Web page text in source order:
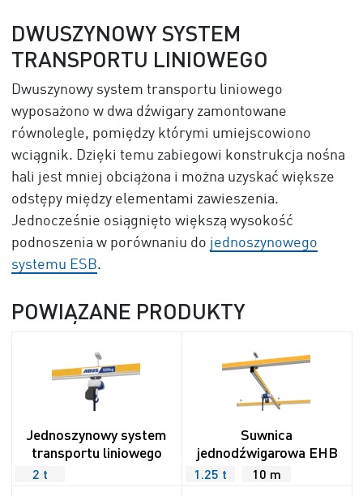
DWUSZYNOWY SYSTEM
TRANSPORTU LINIOWEGO
Dwuszynowy system transportu liniowego
wyposażono w dwa dźwigary zamontowane
równolegle, pomiędzy którymi umiejscowiono
wciągnik. Dzięki temu zabiegowi konstrukcja nośna
hali jest mniej obciążona i można uzyskać większe
odstępy między elementami zawieszenia.
Jednocześnie osiągnięto większą wysokość
podnoszenia w porównaniu do jednoszynowego
systemu ESB.
POWIĄZANE PRODUKTY
Jednoszynowy system
transportu liniowego
2 t
Suwnica
jednodźwigarowa EHB
1.25 t 10 m